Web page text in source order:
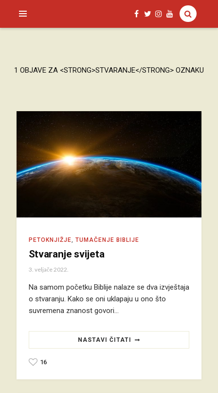
SAGUD.XYZ
1 OBJAVE ZA <STRONG>STVARANJE</STRONG> OZNAKU
PETOKNJIŽJE, TUMAČENJE BIBLIJE
Stvaranje svijeta
3. veljače 2022.
Na samom početku Biblije nalaze se dva izvještaja
o stvaranju. Kako se oni uklapaju u ono što
suvremena znanost govori…
NASTAVI ČITATI
16